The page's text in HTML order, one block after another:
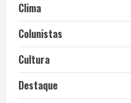
Clima
Colunistas
Cultura
Destaque